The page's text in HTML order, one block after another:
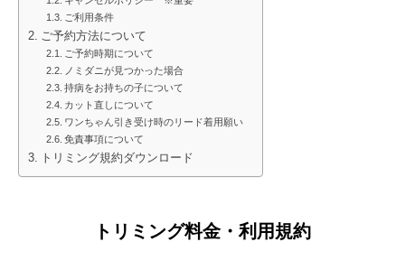
ご利用条件
ご予約方法について
ご予約時期について
ノミダニが見つかった場合
持病をお持ちの子について
カット直しについて
ワンちゃん引き受け時のリード着用願い
免責事項について
トリミング規約ダウンロード
トリミング料金・利用規約
ドッグカフェ
室内ドッグラン